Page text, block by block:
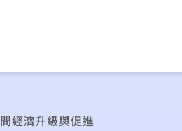
經濟升級與促進